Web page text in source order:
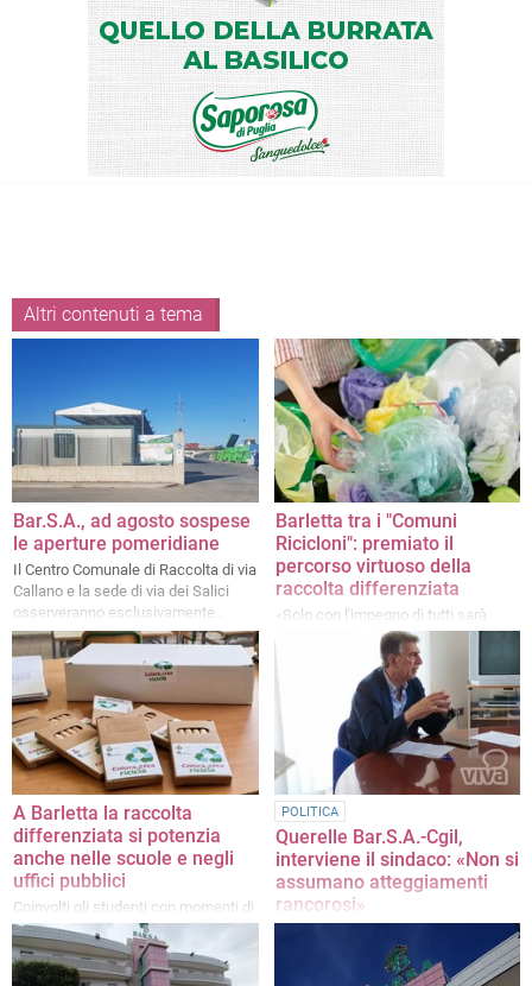
Altri contenuti a tema
Bar.S.A., ad agosto sospese
le aperture pomeridiane
Il Centro Comunale di Raccolta di via
Callano e la sede di via dei Salici
osserveranno esclusivamente
l'orario di apertura mattutino dal
primo agosto
Barletta tra i "Comuni
Ricicloni": premiato il
percorso virtuoso della
raccolta differenziata
«Solo con l'impegno di tutti sarà
possibile raggiungere obiettivi
sempre più gratificanti»
A Barletta la raccolta
differenziata si potenzia
anche nelle scuole e negli
uffici pubblici
Coinvolti gli studenti con momenti di
edutainment e speciali gadget
ecosostenibili
POLITICA
Querelle Bar.S.A.-Cgil,
interviene il sindaco: «Non si
assumano atteggiamenti
rancorosi»
nota ufficiale. «Confermo
all'avvocatessa Alessia De Finis la